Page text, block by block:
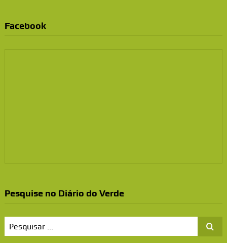
Facebook
Pesquise no Diário do Verde